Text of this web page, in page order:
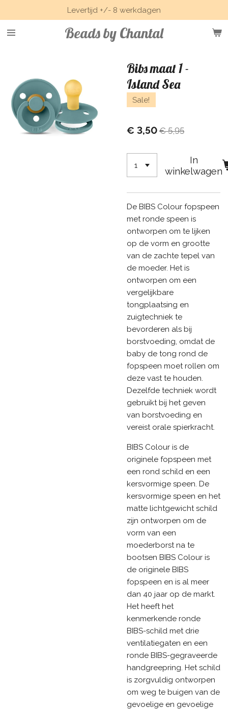
direct
naar
Beads by Chantal
Levertijd +/- 8 werkdagen
Bibs maat 1 -
Island Sea
Sale!
€ 3,50 € 5,95
In
winkelwagen
De BIBS Colour fopspeen
met ronde speen is
ontworpen om te lijken
op de vorm en grootte
van de zachte tepel van
de moeder. Het is
ontworpen om een
vergelijkbare
tongplaatsing en
zuigtechniek te
bevorderen als bij
borstvoeding, omdat de
baby de tong rond de
fopspeen moet rollen om
deze vast te houden.
Dezelfde techniek wordt
gebruikt bij het geven
van borstvoeding en
vereist orale spierkracht.
BIBS Colour is de
originele fopspeen met
een rond schild en een
kersvormige speen. De
kersvormige speen en het
matte lichtgewicht schild
zijn ontworpen om de
vorm van een
moederborst na te
bootsen BIBS Colour is
de originele BIBS
fopspeen en is al meer
dan 40 jaar op de markt.
Het heeft het
kenmerkende ronde
BIBS-schild met drie
ventilatiegaten en een
ronde BIBS-gegraveerde
handgreepring. Het schild
is zorgvuldig ontworpen
om weg te buigen van de
gevoelige en gevoelige